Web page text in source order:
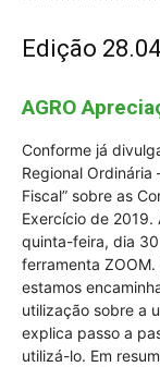
Edição
AGRO
Conforme já
Regional Ordinária
Fiscal” sobre as
Exercício de 2019.
quinta-feira, dia
ferramenta
estamos
utilização sobre a
explica passo a
utilizá-lo. Em